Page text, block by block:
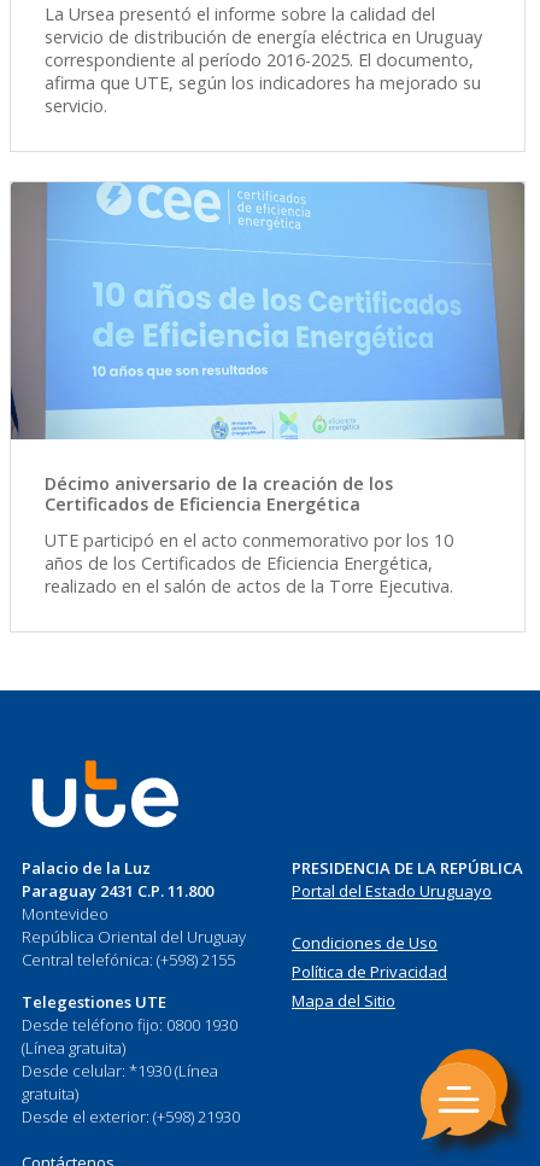
La Ursea presentó el informe sobre la calidad del
servicio de distribución de energía eléctrica en Uruguay
correspondiente al período 2016-2025. El documento,
afirma que UTE, según los indicadores ha mejorado su
servicio.
Décimo aniversario de la creación de los
Certificados de Eficiencia Energética
UTE participó en el acto conmemorativo por los 10
años de los Certificados de Eficiencia Energética,
realizado en el salón de actos de la Torre Ejecutiva.
Palacio de la Luz
Paraguay 2431 C.P. 11.800
Montevideo
República Oriental del Uruguay
Central telefónica: (+598) 2155
Telegestiones UTE
Desde teléfono fijo: 0800 1930
(Línea gratuita)
Desde celular: *1930 (Línea
gratuita)
Desde el exterior: (+598) 21930
PRESIDENCIA DE LA REPÚBLICA
Portal del Estado Uruguayo
Condiciones de Uso
Política de Privacidad
Mapa del Sitio